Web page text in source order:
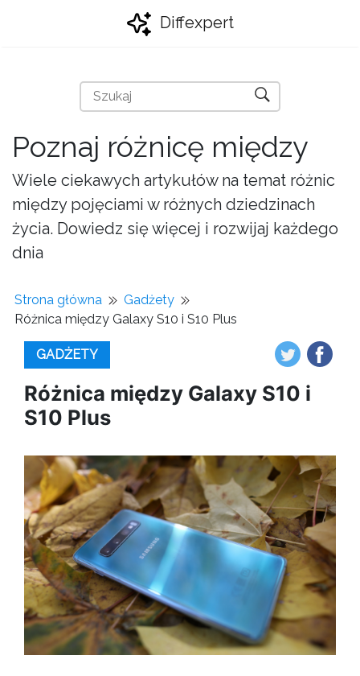
Diffexpert
Poznaj różnicę między
Wiele ciekawych artykułów na temat różnic
między pojęciami w różnych dziedzinach
życia. Dowiedz się więcej i rozwijaj każdego
dnia
Strona główna
Gadżety
Różnica między Galaxy S10 i S10 Plus
GADŻETY
Różnica między Galaxy S10 i
S10 Plus